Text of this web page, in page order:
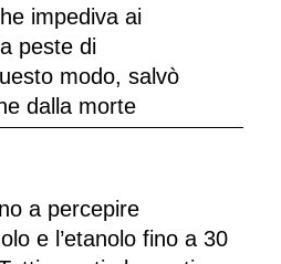
impediva ai
peste di
modo, salvò
dalla morte
a percepire
e l’etanolo fino a 30